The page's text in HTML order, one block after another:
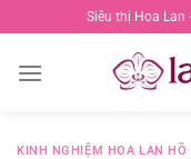
đến
nội
Siêu thị Hoa Lan
KINH NGHIỆM HOA LAN HỒ